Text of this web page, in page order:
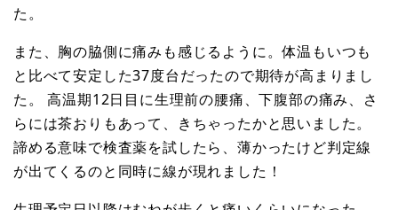
た。
また、胸の脇側に痛みも感じるように。体温もいつも
と比べて安定した37度台だったので期待が高まりまし
た。 高温期12日目に生理前の腰痛、下腹部の痛み、さ
らには茶おりもあって、きちゃったかと思いました。
諦める意味で検査薬を試したら、薄かったけど判定線
が出てくるのと同時に線が現れました！